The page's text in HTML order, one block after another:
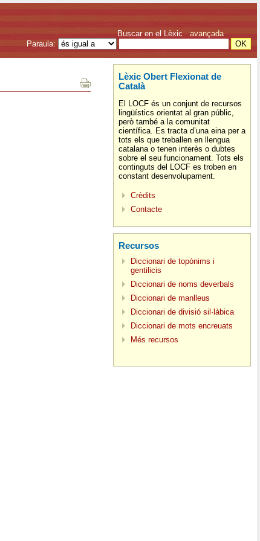
Buscar en el Lèxic avançada
Paraula:
Lèxic Obert Flexionat de
Català
El LOCF és un conjunt de recursos
lingüístics orientat al gran públic,
però també a la comunitat
científica. Es tracta d’una eina per a
tots els que treballen en llengua
catalana o tenen interès o dubtes
sobre el seu funcionament. Tots els
continguts del LOCF es troben en
constant desenvolupament.
Crèdits
Contacte
Recursos
Diccionari de topònims i
gentilicis
Diccionari de noms deverbals
Diccionari de manlleus
Diccionari de divisió sil·làbica
Diccionari de mots encreuats
Més recursos